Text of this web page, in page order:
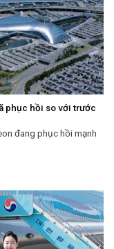
phục hồi so với trước
đang phục hồi mạnh